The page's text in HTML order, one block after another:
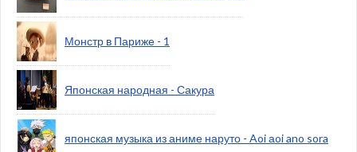
Монстр в Париже - 1
Японская народная - Сакура
японская музыка из аниме наруто - Aoi аoi ano sora